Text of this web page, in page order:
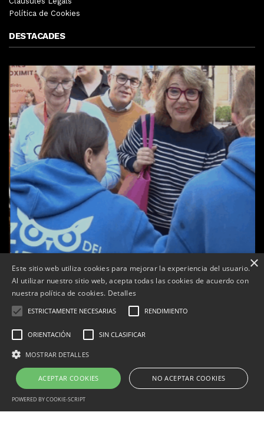
Política de Cookies
DESTACADES
Tàrrega celebra la 25a Fira del Medi Ambient
Per Tàrrega Televisió 18, octubre, 2025 - 12:26
Correu electrònic:info@tarrega.tv
Telèfons: 648 45 71 14 | 669 32 28 46
×
Este sitio web utiliza cookies para mejorar la experiencia del usuario.
Al utilizar nuestro sitio web, acepta todas las cookies de acuerdo con
nuestra política de cookies. Detalles
ESTRICTAMENTE NECESARIAS RENDIMIENTO
ORIENTACIÓN SIN CLASIFICAR
MOSTRAR DETALLES
ACEPTAR COOKIES NO ACEPTAR COOKIES
POWERED BY COOKIE-SCRIPT